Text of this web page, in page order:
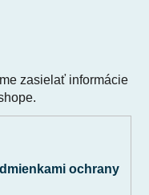
zasielať informácie
ochrany